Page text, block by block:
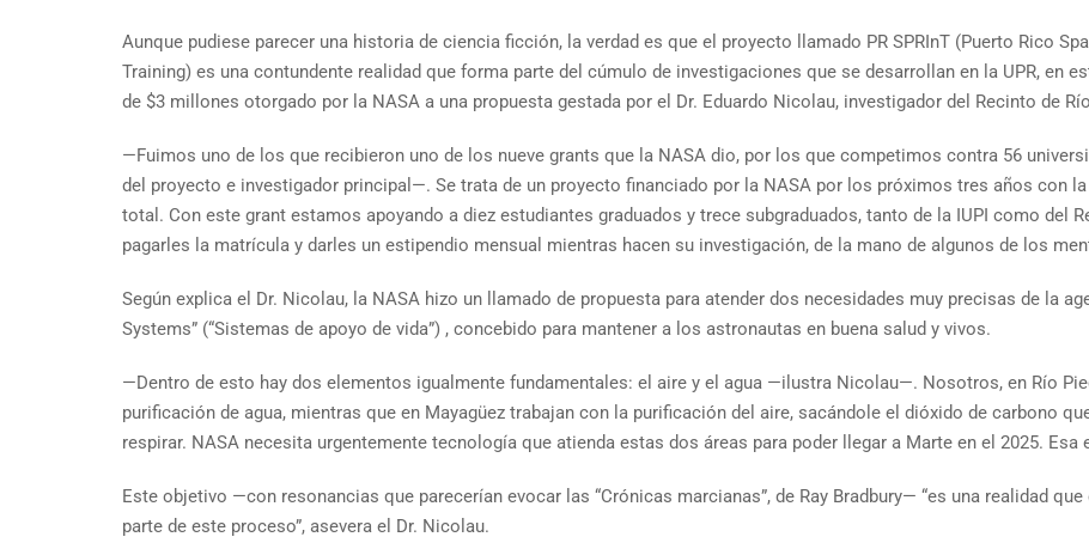
Aunque pudiese parecer una historia de ciencia ficción, la verdad es que el proyecto llamado PR SPRInT (Puerto Rico
Training) es una contundente realidad que forma parte del cúmulo de investigaciones que se desarrollan en la UPR, en
de $3 millones otorgado por la NASA a una propuesta gestada por el Dr. Eduardo Nicolau, investigador del Recinto de
—Fuimos uno de los que recibieron uno de los nueve grants que la NASA dio, por los que competimos contra 56
del proyecto e investigador principal—. Se trata de un proyecto financiado por la NASA por los próximos tres años con
total. Con este grant estamos apoyando a diez estudiantes graduados y trece subgraduados, tanto de la IUPI como del
pagarles la matrícula y darles un estipendio mensual mientras hacen su investigación, de la mano de algunos de los
Según explica el Dr. Nicolau, la NASA hizo un llamado de propuesta para atender dos necesidades muy precisas de la
Systems” (“Sistemas de apoyo de vida”) , concebido para mantener a los astronautas en buena salud y vivos.
—Dentro de esto hay dos elementos igualmente fundamentales: el aire y el agua —ilustra Nicolau—. Nosotros, en Río
purificación de agua, mientras que en Mayagüez trabajan con la purificación del aire, sacándole el dióxido de carbono
respirar. NASA necesita urgentemente tecnología que atienda estas dos áreas para poder llegar a Marte en el 2025.
Este objetivo —con resonancias que parecerían evocar las “Crónicas marcianas”, de Ray Bradbury— “es una realidad
parte de este proceso”, asevera el Dr. Nicolau.